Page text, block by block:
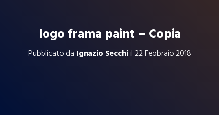
logo frama paint – Copia
Pubblicato da Ignazio Secchiil 22 Febbraio 2018